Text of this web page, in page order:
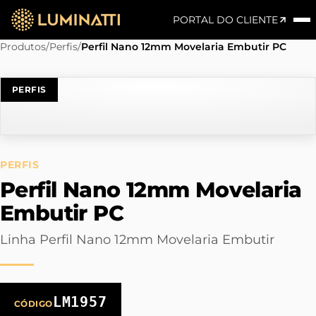
PORTAL DO CLIENTE
Produtos/Perfis/Perfil Nano 12mm Movelaria Embutir PC
PERFIS
PERFIS
Perfil Nano 12mm Movelaria
Embutir PC
Linha Perfil Nano 12mm Movelaria Embutir
CÓDIGO LM1957